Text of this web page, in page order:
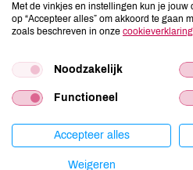
Allergenen
Ei
Gluten
Lactose
Lupine
Mosterd
Met de vinkjes en instellingen kun je
op “Accepteer alles” om akkoord te gaan
zoals beschreven in onze cookieverklaring
Noodzakelijk
Functioneel
Accepteer alles
Weigeren